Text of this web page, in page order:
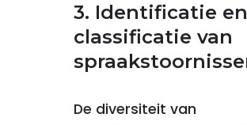
3. Identificatie en
classificatie van
De diversiteit van